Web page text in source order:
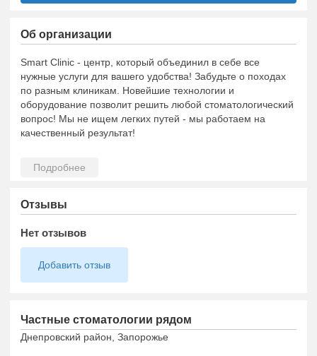
Об организации
Smart Clinic - центр, который объединил в себе все
нужные услуги для вашего удобства! Забудьте о походах
по разным клиникам. Новейшие технологии и
оборудование позволит решить любой стоматологический
вопрос! Мы не ищем легких путей - мы работаем на
качественный результат!
Отзывы
Нет отзывов
Добавить отзыв
Частные стоматологии рядом
Днепровский район, Запорожье